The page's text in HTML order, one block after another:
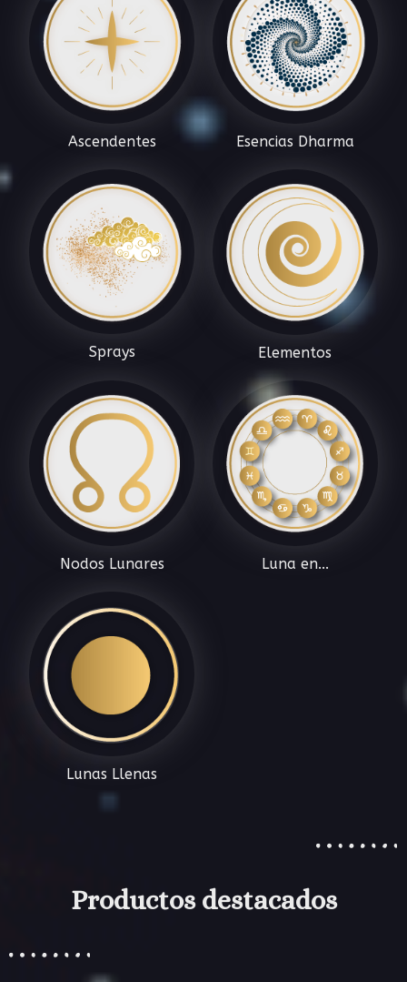
Ascendentes Esencias Dharma
Sprays Elementos
Nodos Lunares Luna en...
Lunas Llenas
Productos destacados